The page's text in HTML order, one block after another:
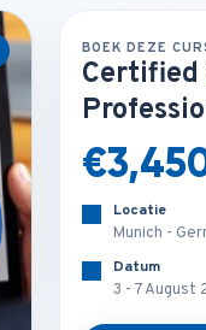
BOEK DEZE
Certified
Locatie
Munich -
Datum
3 - 7 August